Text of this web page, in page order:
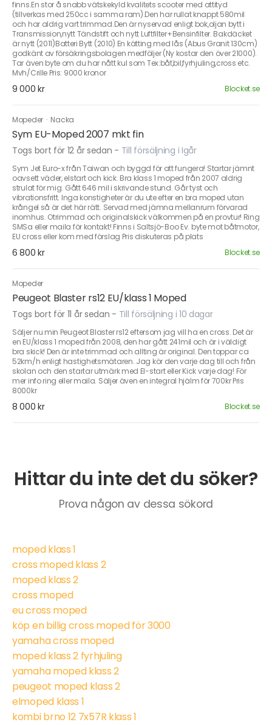
finns.En stor å snabb vätskekyld kvalitets scooter med attityd
(tillverkas med 250cc i samma ram).Den har rullat knappt 580mil
och har aldrig vart trimmad.Den är nyservad enligt bok,oljan bytt i
Transmission,nytt Tändstift och nytt Luftfilter+Bensinfilter. Bakdäcket
är nytt (2011)Batteri Bytt (2010) En kätting med lås (Abus Granit 130cm)
godkänt av försäkringsbolagen medföljer (Ny kostar den över 21000).
Tar även byte om du har nått kul som Tex:båt,bil,fyrhjuling,cross etc.
Mvh/Crille Pris: 9000 kronor
9 000 kr Blocket.se
Mopeder · Nacka
Sym EU-Moped 2007 mkt fin
Togs bort för 12 år sedan - Till försäljning i Igår
Sym Jet Euro-x från Taiwan och byggd för att fungera! Startar jämnt
oavsett väder, elstart och kick. Bra klass 1 moped från 2007 aldrig
strulat för mig. Gått 646 mil i skrivande stund. Går tyst och
vibrationsfritt. Inga konstigheter är du ute efter en bra moped utan
krångel så är det här rätt. Servad med jämna mellanrum förvarad
inomhus. Otrimmad och originalskick välkommen på en provtur! Ring
SMSa eller maila för kontakt! Finns i Saltsjö-Boo Ev. byte mot båtmotor,
EU cross eller kom med förslag Pris diskuteras på plats
6 800 kr Blocket.se
Mopeder
Peugeot Blaster rs12 EU/klass 1 Moped
Togs bort för 11 år sedan - Till försäljning i 10 dagar
Säljer nu min Peugeot Blaster rs12 eftersom jag vill ha en cross. Det är
en EU/klass 1 moped från 2008, den har gått 241mil och är i väldigt
bra skick! Den är inte trimmad och allting är original. Den toppar ca
52km/h enligt hastighetsmätaren. Jag kör den varje dag till och från
skolan och den startar utmärk med El-start eller Kick varje dag! För
mer info ring eller maila. Säljer även en integral hjälm för 700kr Pris
8000kr
8 000 kr Blocket.se
Hittar du inte det du söker?
Prova någon av dessa sökord
moped klass 1
cross moped klass 2
moped klass 2
cross moped
eu cross moped
köp en billig cross moped för 3000
yamaha cross moped
moped klass 2 fyrhjuling
yamaha moped klass 2
peugeot moped klass 2
elmoped klass 1
kombi brno 12 7x57R klass 1